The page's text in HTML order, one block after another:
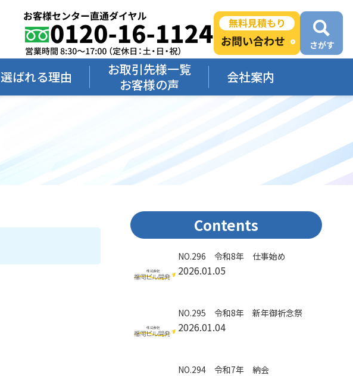
選ばれる理由
お取引先様一覧
お客様の声
会社案内
Contents
NO.296 令和8年 仕事始め
2026.01.05
NO.295 令和8年 新年御祈念祭
2026.01.04
NO.294 令和7年 納会